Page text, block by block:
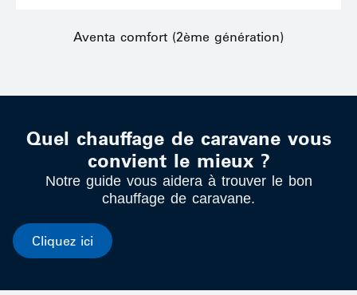
Aventa comfort (2ème génération)
Quel chauffage de caravane vous
convient le mieux ?
Notre guide vous aidera à trouver le bon
chauffage de caravane.
Cliquez ici